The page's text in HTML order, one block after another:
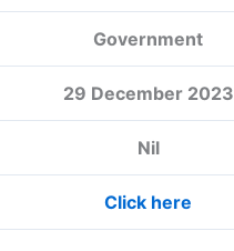
Government
29 December 2023
Nil
Click here